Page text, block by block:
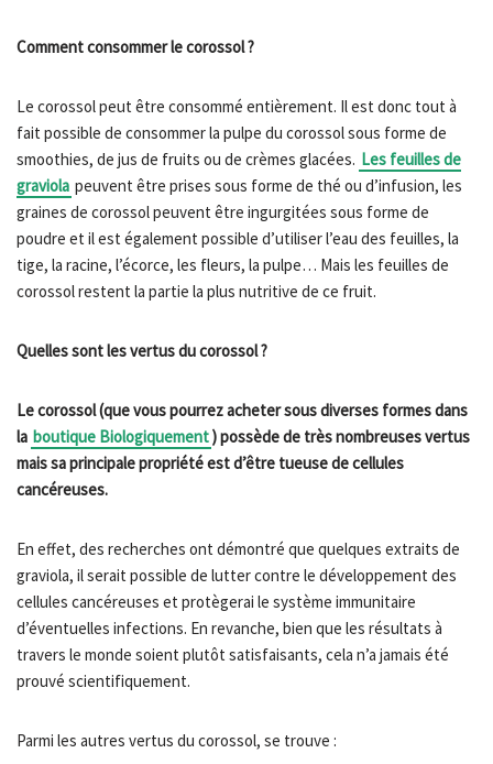
Comment consommer le corossol ?
Le corossol peut être consommé entièrement. Il est donc tout à
fait possible de consommer la pulpe du corossol sous forme de
smoothies, de jus de fruits ou de crèmes glacées. Les feuilles de
graviola peuvent être prises sous forme de thé ou d’infusion, les
graines de corossol peuvent être ingurgitées sous forme de
poudre et il est également possible d’utiliser l’eau des feuilles, la
tige, la racine, l’écorce, les fleurs, la pulpe… Mais les feuilles de
corossol restent la partie la plus nutritive de ce fruit.
Quelles sont les vertus du corossol ?
Le corossol (que vous pourrez acheter sous diverses formes dans
la boutique Biologiquement) possède de très nombreuses vertus
mais sa principale propriété est d’être tueuse de cellules
cancéreuses.
En effet, des recherches ont démontré que quelques extraits de
graviola, il serait possible de lutter contre le développement des
cellules cancéreuses et protègerai le système immunitaire
d’éventuelles infections. En revanche, bien que les résultats à
travers le monde soient plutôt satisfaisants, cela n’a jamais été
prouvé scientifiquement.
Parmi les autres vertus du corossol, se trouve :